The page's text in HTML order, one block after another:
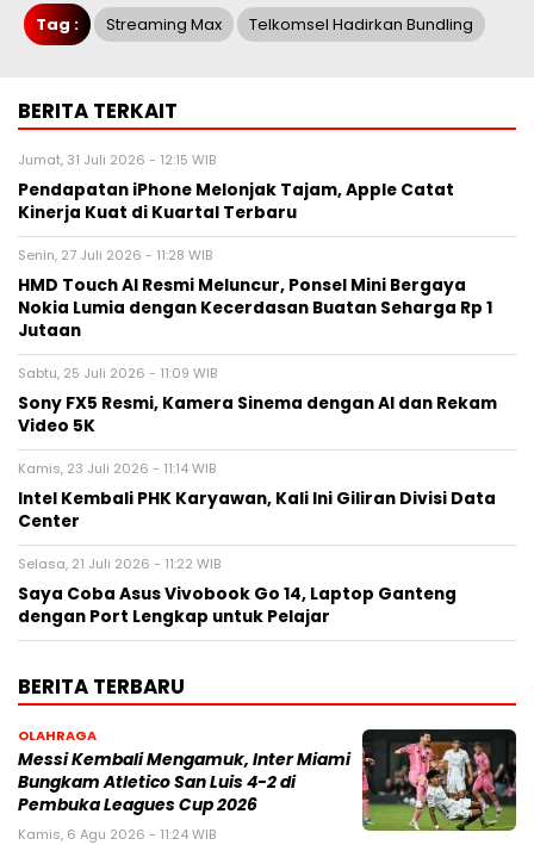
Tag : Streaming Max Telkomsel Hadirkan Bundling
BERITA TERKAIT
Jumat, 31 Juli 2026 - 12:15 WIB
Pendapatan iPhone Melonjak Tajam, Apple Catat
Kinerja Kuat di Kuartal Terbaru
Senin, 27 Juli 2026 - 11:28 WIB
HMD Touch AI Resmi Meluncur, Ponsel Mini Bergaya
Nokia Lumia dengan Kecerdasan Buatan Seharga Rp 1
Jutaan
Sabtu, 25 Juli 2026 - 11:09 WIB
Sony FX5 Resmi, Kamera Sinema dengan AI dan Rekam
Video 5K
Kamis, 23 Juli 2026 - 11:14 WIB
Intel Kembali PHK Karyawan, Kali Ini Giliran Divisi Data
Center
Selasa, 21 Juli 2026 - 11:22 WIB
Saya Coba Asus Vivobook Go 14, Laptop Ganteng
dengan Port Lengkap untuk Pelajar
BERITA TERBARU
OLAHRAGA
Messi Kembali Mengamuk, Inter Miami
Bungkam Atletico San Luis 4-2 di
Pembuka Leagues Cup 2026
Kamis, 6 Agu 2026 - 11:24 WIB